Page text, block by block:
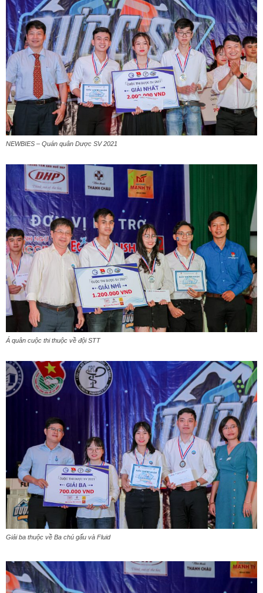
NEWBIES – Quán quân Dược SV 2021
Á quân cuộc thi thuộc về đội STT
Giải ba thuộc về Ba chú gấu và Fluid